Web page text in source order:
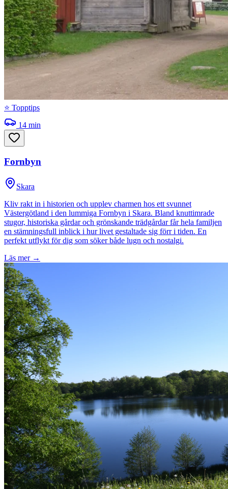
⭐ Topptips
14 min
Fornbyn
Skara
Kliv rakt in i historien och upplev charmen hos ett svunnet
Västergötland i den lummiga Fornbyn i Skara. Bland knuttimrade
stugor, historiska gårdar och grönskande trädgårdar får hela familjen
en stämningsfull inblick i hur livet gestaltade sig förr i tiden. En
perfekt utflykt för dig som söker både lugn och nostalgi.
Läs mer →